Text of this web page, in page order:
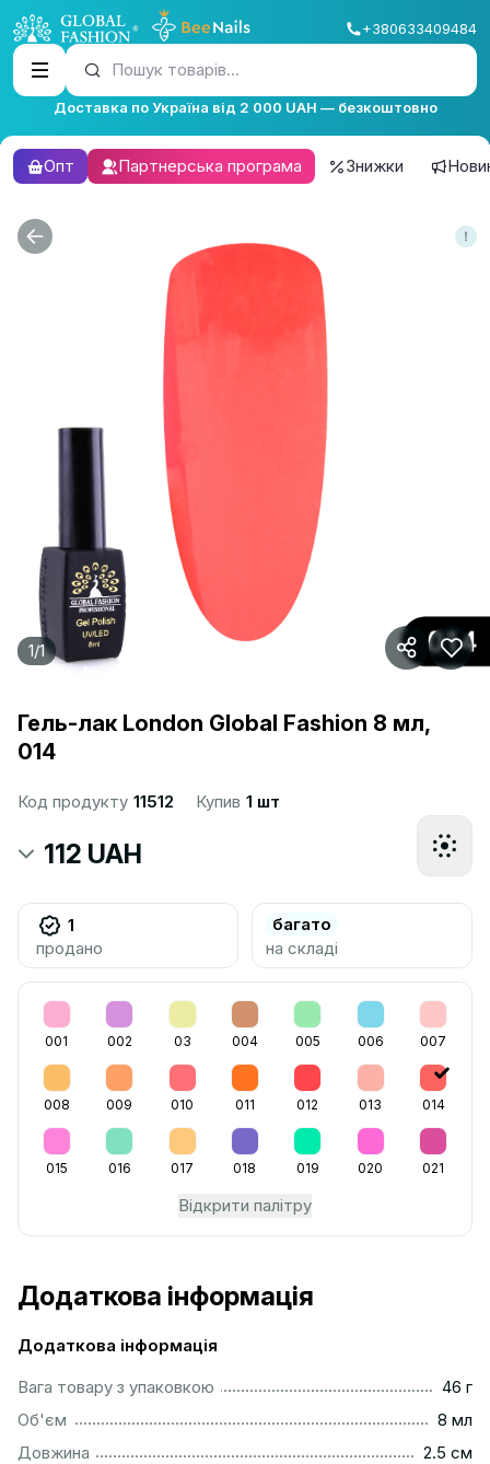
+380633409484
Пошук товарів...
Доставка по Україна від 2 000 UAH — безкоштовно
Опт Партнерська програма Знижки
1/1
Гель-лак London Global Fashion 8 мл,
014
Код продукту 11512 Купив 1 шт
112 UAH
1
продано
багато
на складі
001 002 03 004 005 006 007
008 009 010 011 012 013 014
015 016 017 018 019 020 021
Відкрити палітру
Додаткова інформація
Додаткова інформація
Вага товару з упаковкою
46 г
Об'єм
8 мл
Довжина
2.5 см